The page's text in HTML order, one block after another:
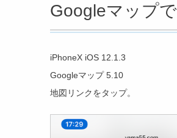
Googleマップ
iPhoneX iOS 12.1.3
Googleマップ 5.10
地図リンクをタップ。